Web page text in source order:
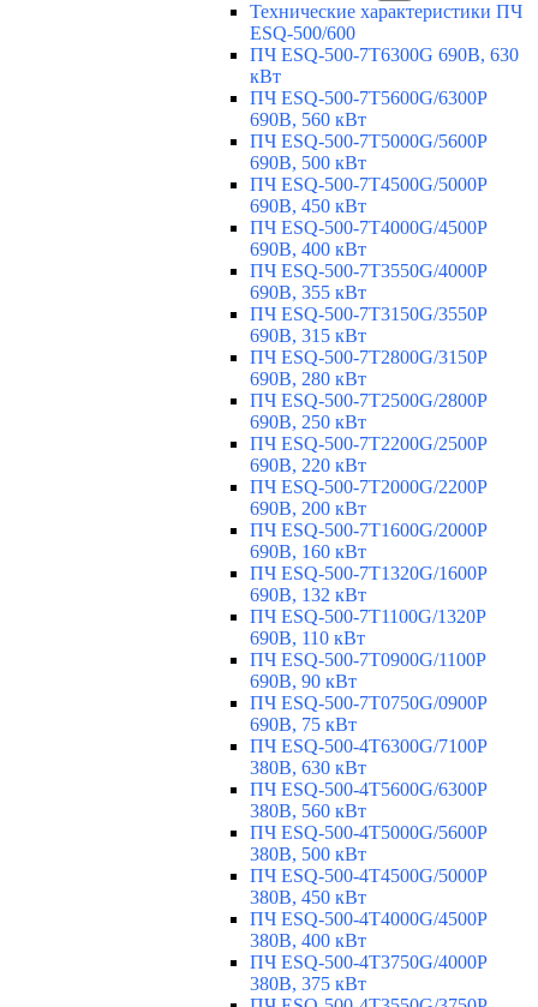
Технические характеристики ПЧ
ESQ-500/600
ПЧ ESQ-500-7T6300G 690В, 630
кВт
ПЧ ESQ-500-7T5600G/6300P
690В, 560 кВт
ПЧ ESQ-500-7T5000G/5600P
690В, 500 кВт
ПЧ ESQ-500-7T4500G/5000P
690В, 450 кВт
ПЧ ESQ-500-7T4000G/4500P
690В, 400 кВт
ПЧ ESQ-500-7T3550G/4000P
690В, 355 кВт
ПЧ ESQ-500-7T3150G/3550P
690В, 315 кВт
ПЧ ESQ-500-7T2800G/3150P
690В, 280 кВт
ПЧ ESQ-500-7T2500G/2800P
690В, 250 кВт
ПЧ ESQ-500-7T2200G/2500P
690В, 220 кВт
ПЧ ESQ-500-7T2000G/2200P
690В, 200 кВт
ПЧ ESQ-500-7T1600G/2000P
690В, 160 кВт
ПЧ ESQ-500-7T1320G/1600P
690В, 132 кВт
ПЧ ESQ-500-7T1100G/1320P
690В, 110 кВт
ПЧ ESQ-500-7T0900G/1100P
690В, 90 кВт
ПЧ ESQ-500-7T0750G/0900P
690В, 75 кВт
ПЧ ESQ-500-4T6300G/7100P
380В, 630 кВт
ПЧ ESQ-500-4T5600G/6300P
380В, 560 кВт
ПЧ ESQ-500-4T5000G/5600P
380В, 500 кВт
ПЧ ESQ-500-4T4500G/5000P
380В, 450 кВт
ПЧ ESQ-500-4T4000G/4500P
380В, 400 кВт
ПЧ ESQ-500-4T3750G/4000P
380В, 375 кВт